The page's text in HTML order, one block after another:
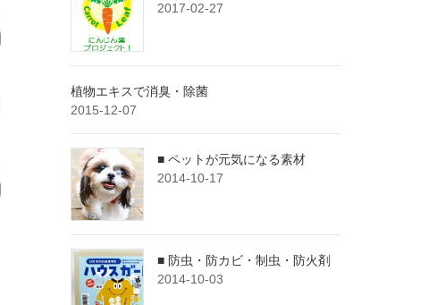
2017-02-27
植物エキスで消臭・除菌
2015-12-07
■ ペットが元気になる素材
2014-10-17
■ 防虫・防カビ・制虫・防火剤
2014-10-03